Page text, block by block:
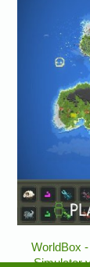
WorldBox
Simulator